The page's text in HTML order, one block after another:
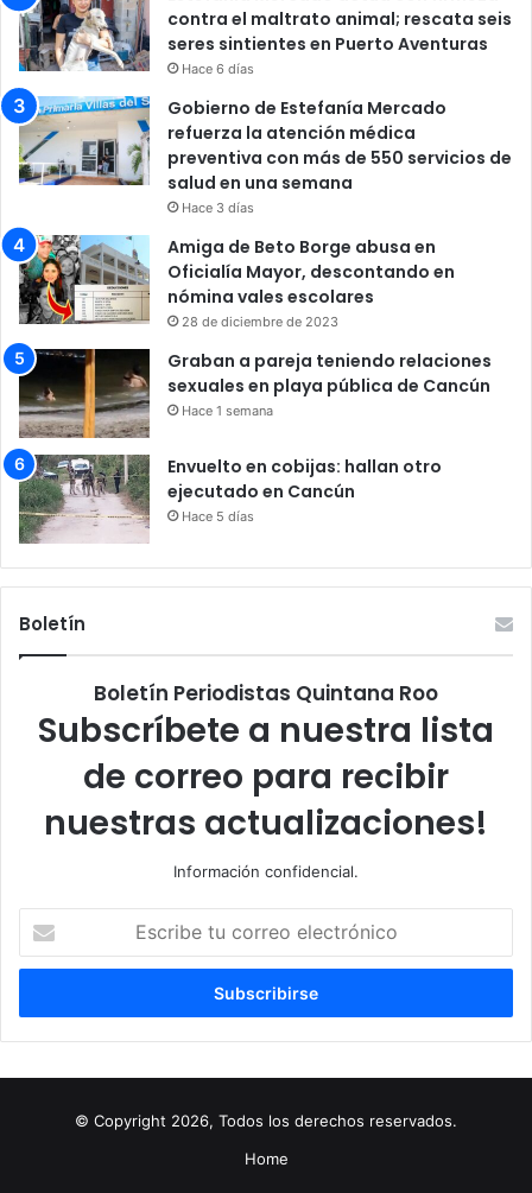
contra el maltrato animal; rescata seis
seres sintientes en Puerto Aventuras
Hace 6 días
Gobierno de Estefanía Mercado
refuerza la atención médica
preventiva con más de 550 servicios de
salud en una semana
Hace 3 días
Amiga de Beto Borge abusa en
Oficialía Mayor, descontando en
nómina vales escolares
28 de diciembre de 2023
Graban a pareja teniendo relaciones
sexuales en playa pública de Cancún
Hace 1 semana
Envuelto en cobijas: hallan otro
ejecutado en Cancún
Hace 5 días
Boletín
Boletín Periodistas Quintana Roo
Subscríbete a nuestra lista
de correo para recibir
nuestras actualizaciones!
Información confidencial.
correo
© Copyright 2026, Todos los derechos reservados.
Home